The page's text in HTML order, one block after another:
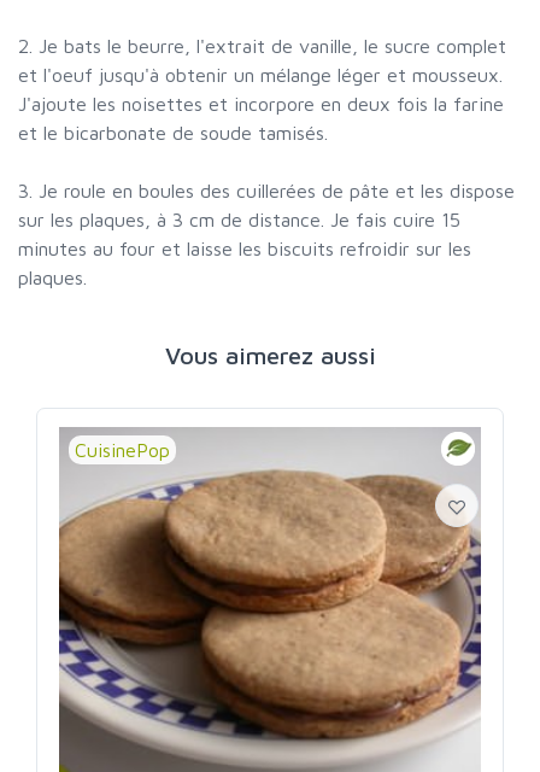
2. Je bats le beurre, l'extrait de vanille, le sucre complet
et l'oeuf jusqu'à obtenir un mélange léger et mousseux.
J'ajoute les noisettes et incorpore en deux fois la farine
et le bicarbonate de soude tamisés.
3. Je roule en boules des cuillerées de pâte et les dispose
sur les plaques, à 3 cm de distance. Je fais cuire 15
minutes au four et laisse les biscuits refroidir sur les
plaques.
Vous aimerez aussi
CuisinePop